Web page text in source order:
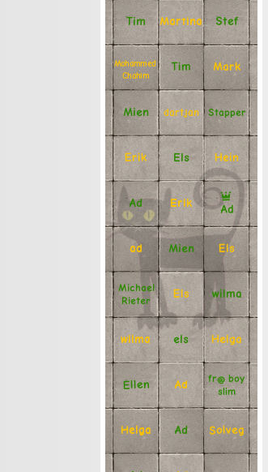
Tim Martina Stef
Mohammed
Chahim
Tim Mark
Mien dartjan Stapper
Erik Els Hein
Ad Erik
Ad
ad Mien Els
Michael
Rieter
Els wilma
wilma els Helga
Ellen Ad fr@ boy
slim
Helga Ad Solveg